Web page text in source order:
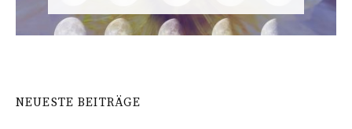
NEUESTE BEITRÄGE